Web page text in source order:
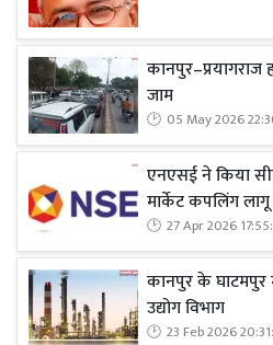
जाम
05 May 2026
एनएसई ने किया
मार्केट कपलिंग
27 Apr 2026
कानपुर के घाटमपुर
उद्योग विभाग
23 Feb 2026